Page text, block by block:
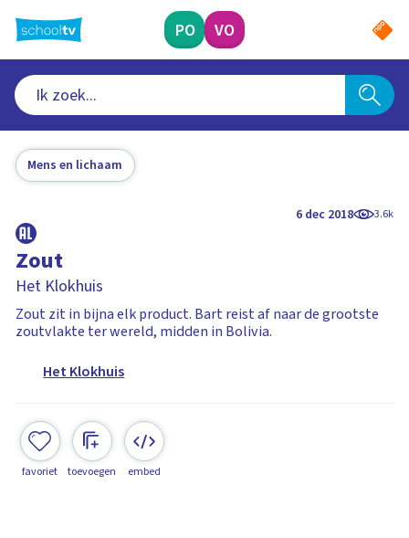
naar
hoofdinhoud
PO VO
Mens en lichaam
6 dec 2018 3.6k
Zout
Het Klokhuis
Zout zit in bijna elk product. Bart reist af naar de grootste
zoutvlakte ter wereld, midden in Bolivia.
Het Klokhuis
favoriet toevoegen embed